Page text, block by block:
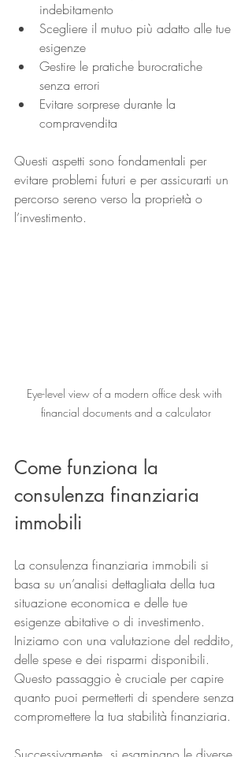
indebitamento
Scegliere il mutuo più adatto alle tue
esigenze
Gestire le pratiche burocratiche
senza errori
Evitare sorprese durante la
compravendita
Questi aspetti sono fondamentali per
evitare problemi futuri e per assicurarti un
percorso sereno verso la proprietà o
l’investimento.
Eye-level view of a modern office desk with
financial documents and a calculator
Come funziona la
consulenza finanziaria
immobili
La consulenza finanziaria immobili si
basa su un’analisi dettagliata della tua
situazione economica e delle tue
esigenze abitative o di investimento.
Iniziamo con una valutazione del reddito,
delle spese e dei risparmi disponibili.
Questo passaggio è cruciale per capire
quanto puoi permetterti di spendere senza
compromettere la tua stabilità finanziaria.